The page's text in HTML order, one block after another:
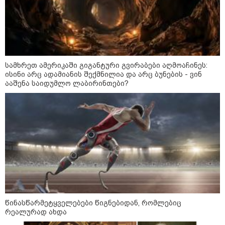
როგორ ჩავიცვათ 40 წლის
შემდეგ: მილიონერების
სტილისტის 8 ოქროს წესი და
აუცილებელი სამოსი
მსოფლიო
სამხრეთ ამერიკაში გიგანტური გვირაბები აღმოაჩინეს:
ისინი არც ადამიანის შექმნილია და არც ბუნების - ვინ
ააშენა საიდუმლო ლაბირინთები?
წინასწარმეტყველებები წიგნებიდან, რომლებიც
რეალურად ახდა